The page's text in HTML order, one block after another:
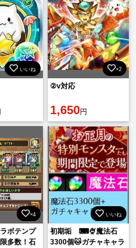
いいね ×2
②v対応
1,650円
×4
ボテンプ
多数！石
いいね
初期垢 ⌨🍨魔法石
3300個🐱ガチャキャラ